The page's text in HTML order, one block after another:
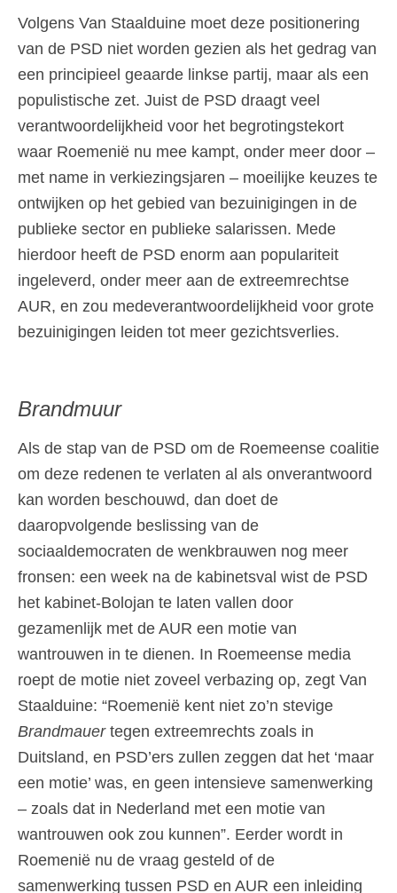
Volgens Van Staalduine moet deze positionering
van de PSD niet worden gezien als het gedrag van
een principieel geaarde linkse partij, maar als een
populistische zet. Juist de PSD draagt veel
verantwoordelijkheid voor het begrotingstekort
waar Roemenië nu mee kampt, onder meer door –
met name in verkiezingsjaren – moeilijke keuzes te
ontwijken op het gebied van bezuinigingen in de
publieke sector en publieke salarissen. Mede
hierdoor heeft de PSD enorm aan populariteit
ingeleverd, onder meer aan de extreemrechtse
AUR, en zou medeverantwoordelijkheid voor grote
bezuinigingen leiden tot meer gezichtsverlies.
Brandmuur
Als de stap van de PSD om de Roemeense coalitie
om deze redenen te verlaten al als onverantwoord
kan worden beschouwd, dan doet de
daaropvolgende beslissing van de
sociaaldemocraten de wenkbrauwen nog meer
fronsen: een week na de kabinetsval wist de PSD
het kabinet-Bolojan te laten vallen door
gezamenlijk met de AUR een motie van
wantrouwen in te dienen. In Roemeense media
roept de motie niet zoveel verbazing op, zegt Van
Staalduine: “Roemenië kent niet zo’n stevige
Brandmauertegen extreemrechts zoals in
Duitsland, en PSD’ers zullen zeggen dat het ‘maar
een motie’ was, en geen intensieve samenwerking
– zoals dat in Nederland met een motie van
wantrouwen ook zou kunnen”. Eerder wordt in
Roemenië nu de vraag gesteld of de
samenwerking tussen PSD en AUR een inleiding